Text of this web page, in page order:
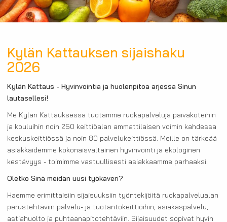
Kylän Kattauksen sijaishaku
2026
Kylän Kattaus - Hyvinvointia ja huolenpitoa arjessa Sinun
lautasellesi!
Me Kylän Kattauksessa tuotamme ruokapalveluja päiväkoteihin
ja kouluihin noin 250 keittiöalan ammattilaisen voimin kahdessa
keskuskeittiössä ja noin 80 palvelukeittiössä. Meille on tärkeää
asiakkaidemme kokonaisvaltainen hyvinvointi ja ekologinen
kestävyys - toimimme vastuullisesti asiakkaamme parhaaksi.
Oletko Sinä meidän uusi työkaveri?
Haemme erimittaisiin sijaisuuksiin työntekijöitä ruokapalvelualan
perustehtäviin palvelu- ja tuotantokeittiöihin, asiakaspalvelu,
astiahuolto ja puhtaanapitotehtäviin. Sijaisuudet sopivat hyvin